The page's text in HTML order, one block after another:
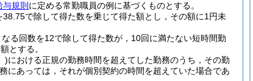
規則 に定める常勤職員の例に基づくものとする。
で除して得た数を乗じて得た額とし，その額に1円未
る回数を12で除して得た数が，10回に満たない短時間勤
とする。
)における正規の勤務時間を超えてした勤務のうち，その勤
にあっては，それが個別契約の時間を超えていた場合であ